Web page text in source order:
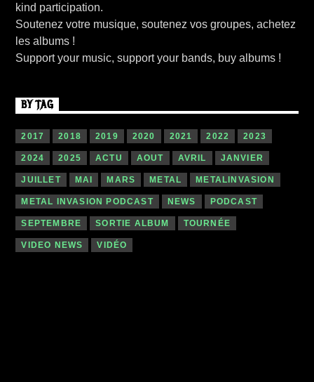
kind participation.
Soutenez votre musique, soutenez vos groupes, achetez
les albums !
Support your music, support your bands, buy albums !
BY TAG
2017 2018 2019 2020 2021 2022 2023
2024 2025 ACTU AOUT AVRIL JANVIER
JUILLET MAI MARS METAL METALINVASION
METAL INVASION PODCAST NEWS PODCAST
SEPTEMBRE SORTIE ALBUM TOURNÉE
VIDEO NEWS VIDÉO